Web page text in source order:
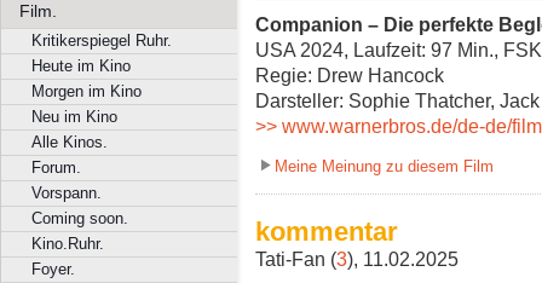
Film.
Kritikerspiegel Ruhr.
Heute im Kino
Morgen im Kino
Neu im Kino
Alle Kinos.
Forum.
Vorspann.
Coming soon.
Kino.Ruhr.
Foyer.
Companion – Die perfekte
USA 2024, Laufzeit: 97 Min.,
Regie: Drew Hancock
Darsteller: Sophie Thatcher,
>> www.warnerbros.de/de-de/
Meine Meinung zu diesem Film
kommentar
Tati-Fan (3), 11.02.2025